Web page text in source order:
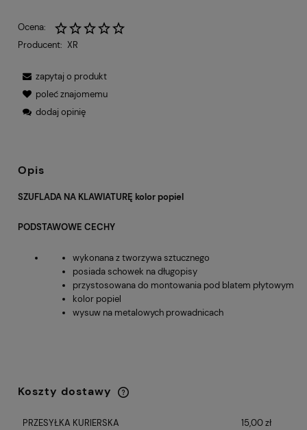
Ocena:
Producent: XR
zapytaj o produkt
poleć znajomemu
dodaj opinię
Opis
SZUFLADA NA KLAWIATURĘ kolor popiel
PODSTAWOWE CECHY
wykonana z tworzywa sztucznego
posiada schowek na długopisy
przystosowana do montowania pod blatem płytowym
kolor popiel
wysuw na metalowych prowadnicach
Koszty dostawy
Cena nie zawiera ewentualnych kosztów
PRZESYŁKA KURIERSKA
15,00 zł